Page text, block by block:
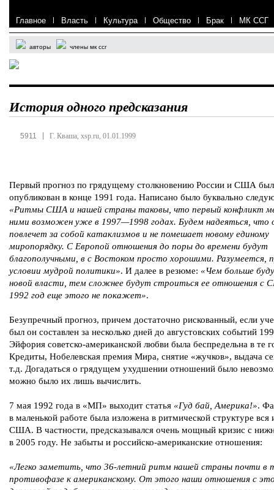
Главное | Власть | Культура | Общество | Брак | МК ССГ
авторы члены мк ссг
История одного предсказания
5911 Г. Кваша, xsp.ru, 01.01.1999
Первый прогноз по грядущему столкновению России и США был
опубликован в конце 1991 года. Написано было буквально
«Ритмы США и нашей страны таковы, что первый конфликт
ними возможен уже в 1997—1998 годах. Будем надеяться, что
повлечет за собой катаклизмов и не помешает новому единому
миропорядку. С Европой отношения до поры до времени будут
благополучными, в с Востоком просто хорошими. Разумеется,
условии мудрой политики». И далее в резюме: «Чем больше
новой власти, тем сложнее будут строиться ее отношения с
1992 год еще этого не покажет».
Безупречный прогноз, причем достаточно рискованный, если
был он составлен за несколько дней до августовских событий
Эйфория советско-американской любви была беспредельна в те
Кредиты, Нобелевская премия Мира, снятие «жучков», выдача
т.д. Догадаться о грядущем ухудшении отношений было
можно было их лишь вычислить.
7 мая 1992 года в «МП» выходит статья «Гуд бай, Америка!».
в маленькой работе была изложена в ритмической структуре вся
США. В частности, предсказывался очень мощный кризис с
в 2005 году. Не забыты и российско-американские отношения:
«Легко заметить, что 36-летний ритм нашей страны почти в
противофазе к американскому. От этого наши отношения с